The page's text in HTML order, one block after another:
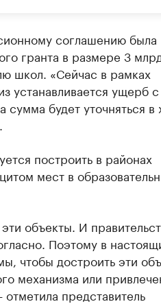
соглашению была
гранта в размере 3
школ. «Сейчас в рамках
устанавливается ущерб
сумма будет уточняться в
построить в районах
мест в
объекты. И
Поэтому в
чтобы достроить эти
механизма или
представитель